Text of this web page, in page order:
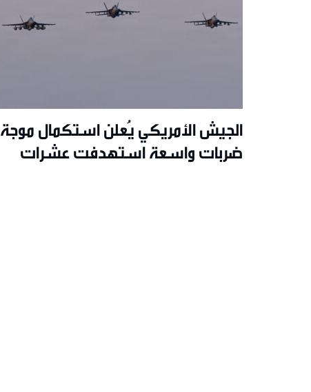
الجيش الأمريكي يُعلن استكمال موجة
ضربات واسعة استهدفت عشرات